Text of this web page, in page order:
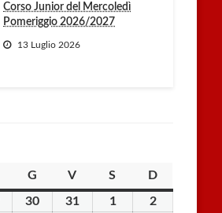
Corso Junior del Mercoledì
Pomeriggio 2026/2027
13 Luglio 2026
mercoledì
G giovedì
V venerdì
S sabatoDdomenica
30 31 11
22